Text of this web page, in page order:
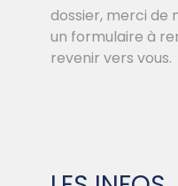
dossier, merci de
un formulaire à
revenir vers vous.